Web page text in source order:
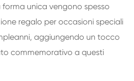
unica vengono spesso
regalo per occasioni speciali
aggiungendo un tocco
commemorativo a questi